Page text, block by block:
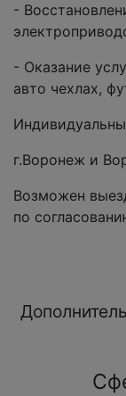
-
- Оказание
авто чехлах,
г.Воронеж и
Возможен
по